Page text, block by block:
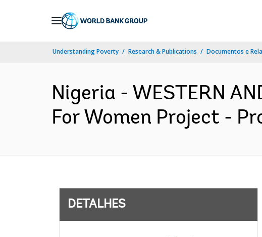
Understanding Poverty Research & Publications Documentos e
Nigeria - WESTERN
For Women Project -
DETALHES